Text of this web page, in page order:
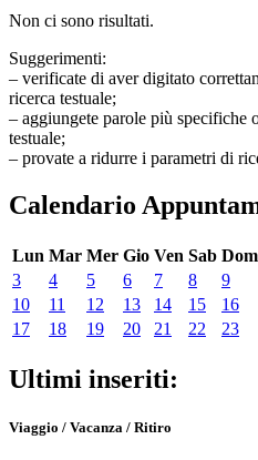
Non ci sono risultati.
Suggerimenti:
– verificate di aver digitato
ricerca testuale;
– aggiungete parole più specifiche
testuale;
– provate a ridurre i parametri di
Calendario
Lun Mar Mer Gio Ven Sab Dom
3
4 5 6 7 8
9
10
11 12 13 14 15
16
17
18 19 20 21 22 23
Ultimi inseriti:
Viaggio / Vacanza / Ritiro